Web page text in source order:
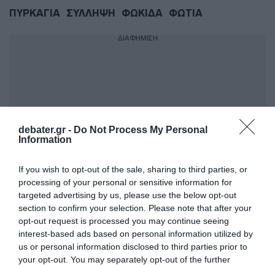
debater.gr - Do Not Process My Personal
Information
If you wish to opt-out of the sale, sharing to third parties, or
processing of your personal or sensitive information for
targeted advertising by us, please use the below opt-out
section to confirm your selection. Please note that after your
opt-out request is processed you may continue seeing
interest-based ads based on personal information utilized by
us or personal information disclosed to third parties prior to
your opt-out. You may separately opt-out of the further
ΠΥΡΚΑΓΙΑ ΣΥΛΛΗΨΗ ΦΩΚΙΔΑ ΦΩΤΙΑ
ΔΙΑΦΗΜΙΣΗ
ΣΧΟΛΙΑ